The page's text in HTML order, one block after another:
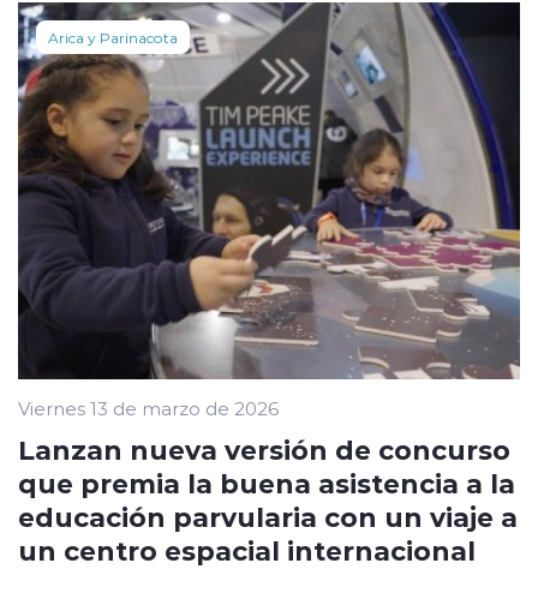
Arica y Parinacota
Viernes 13 de marzo de 2026
Lanzan nueva versión de concurso
que premia la buena asistencia a la
educación parvularia con un viaje a
un centro espacial internacional